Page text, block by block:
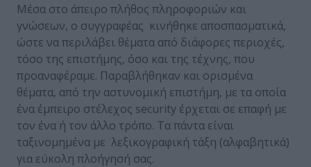
Μέσα στο άπειρο πλήθος πληροφοριών και
γνώσεων, ο συγγραφέας κινήθηκε αποσπασματικά,
ώστε να περιλάβει θέματα από διάφορες περιοχές,
τόσο της επιστήμης, όσο και της τέχνης, που
προαναφέραμε. Παραβλήθηκαν και ορισμένα
θέματα, από την αστυνομική επιστήμη, με τα οποία
ένα έμπειρο στέλεχος security έρχεται σε επαφή με
τον ένα ή τον άλλο τρόπο. Τα πάντα είναι
ταξινομημένα με λεξικογραφική τάξη (αλφαβητικά)
για εύκολη πλοήγησή σας.